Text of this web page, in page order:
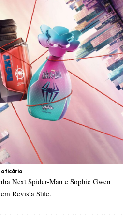
Next Spider-Man e Sophie Gwen
Revista Stile.